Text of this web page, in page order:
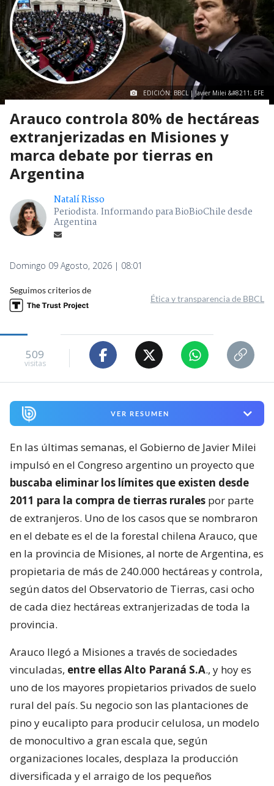
EDICIÓN: BBCL | Javier Milei &#8211; EFE
Arauco controla 80% de hectáreas
extranjerizadas en Misiones y
marca debate por tierras en
Argentina
Natalí Risso
Periodista. Informando para BioBioChile desde
Argentina
Domingo 09 Agosto, 2026 | 08:01
Seguimos criterios de
Ética y transparencia de BBCL
509
visitas
VER RESUMEN
En las últimas semanas, el Gobierno de Javier Milei
impulsó en el Congreso argentino un proyecto que
buscaba eliminar los límites que existen desde
2011 para la compra de tierras rurales por parte
de extranjeros. Uno de los casos que se nombraron
en el debate es el de la forestal chilena Arauco, que
en la provincia de Misiones, al norte de Argentina, es
propietaria de más de 240.000 hectáreas y controla,
según datos del Observatorio de Tierras, casi ocho
de cada diez hectáreas extranjerizadas de toda la
provincia.
Arauco llegó a Misiones a través de sociedades
vinculadas, entre ellas Alto Paraná S.A., y hoy es
uno de los mayores propietarios privados de suelo
rural del país. Su negocio son las plantaciones de
pino y eucalipto para producir celulosa, un modelo
de monocultivo a gran escala que, según
organizaciones locales, desplaza la producción
diversificada y el arraigo de los pequeños